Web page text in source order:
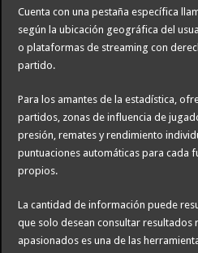
Cuenta con una pestaña específica
según la ubicación geográfica del
o plataformas de streaming con
partido.
Para los amantes de la estadística,
partidos, zonas de influencia de
presión, remates y rendimiento
puntuaciones automáticas para cada
propios.
La cantidad de información puede
que solo desean consultar
apasionados es una de las